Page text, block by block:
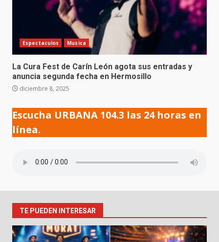
Espectaculos Musica
La Cura Fest de Carín León agota sus entradas y
anuncia segunda fecha en Hermosillo
diciembre 8, 2025
Escucha URBANA 104.3 las 24 horas en
línea.
TE PUEDEN INTERESAR